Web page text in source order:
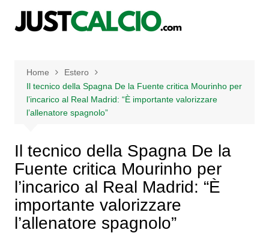
Home
Estero
Il tecnico della Spagna De la Fuente critica Mourinho per
l’incarico al Real Madrid: “È importante valorizzare
l’allenatore spagnolo”
Il tecnico della Spagna De la
Fuente critica Mourinho per
l’incarico al Real Madrid: “È
importante valorizzare
l’allenatore spagnolo”